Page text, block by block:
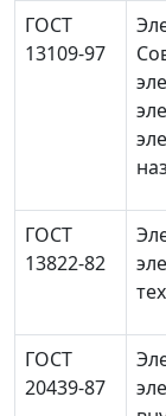
ГОСТ
13109-97
ГОСТ
13822-82
ГОСТ
20439-87